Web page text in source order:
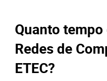
Quanto
Redes de
ETEC?